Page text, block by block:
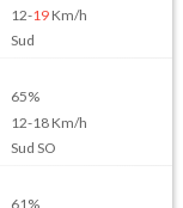
12-19Km/h
Sud
65%
12-18Km/h
Sud SO
61 %